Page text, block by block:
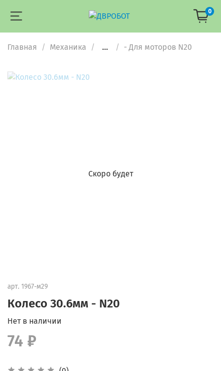
0
Главная Механика ... - Для моторов N20
Скоро будет
арт. 1967-м29
Колесо 30.6мм - N20
Нет в наличии
74 ₽